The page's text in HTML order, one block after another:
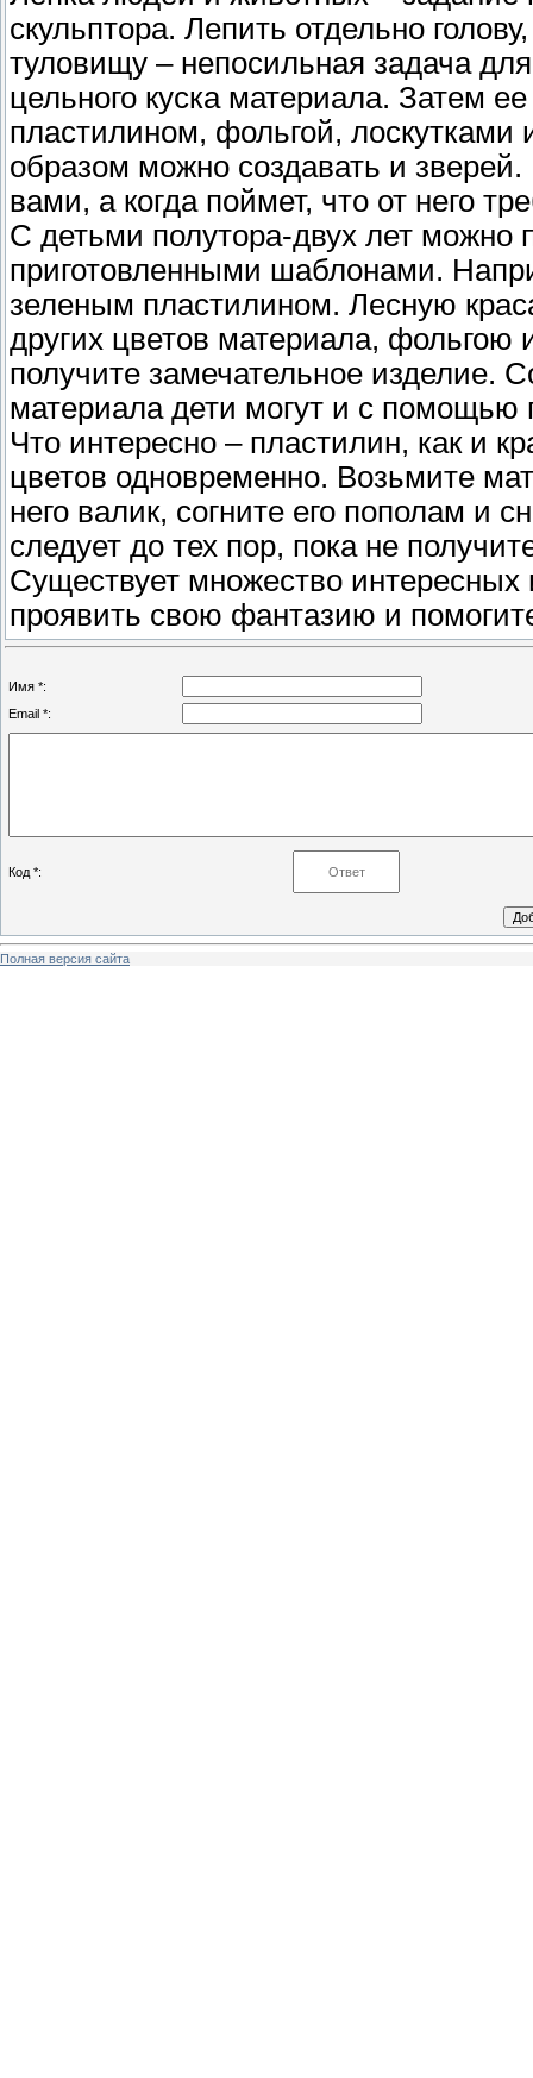
скульптора. Лепить отдельно
туловищу – непосильная задача
цельного куска материала. Затем
пластилином, фольгой,
образом можно создавать и
вами, а когда поймет, что от него
С детьми полутора-двух лет можно
приготовленными шаблонами.
зеленым пластилином. Лесную
других цветов материала,
получите замечательное изделие.
материала дети могут и с помощью
Что интересно – пластилин, как и
цветов одновременно. Возьмите
него валик, согните его пополам и
следует до тех пор, пока не
Существует множество
проявить свою фантазию и
Имя *:
Email *:
Код *:
Полная версия сайта